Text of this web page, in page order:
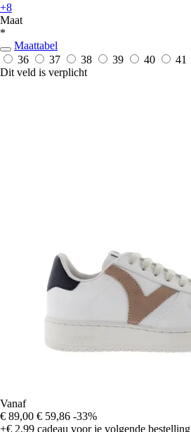
+8
Maat
*
Maattabel
36
37 38 39 40 41
Dit veld is verplicht
Vanaf
€ 89,00 € 59,86 -33%
+€ 2,99 cadeau voor je volgende bestelling